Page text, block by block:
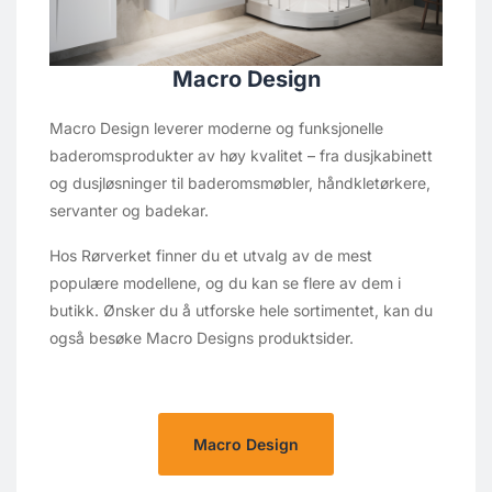
Macro Design
Macro Design leverer moderne og funksjonelle
baderomsprodukter av høy kvalitet – fra dusjkabinett
og dusjløsninger til baderomsmøbler, håndkletørkere,
servanter og badekar.
Hos Rørverket finner du et utvalg av de mest
populære modellene, og du kan se flere av dem i
butikk. Ønsker du å utforske hele sortimentet, kan du
også besøke Macro Designs produktsider.
Macro Design